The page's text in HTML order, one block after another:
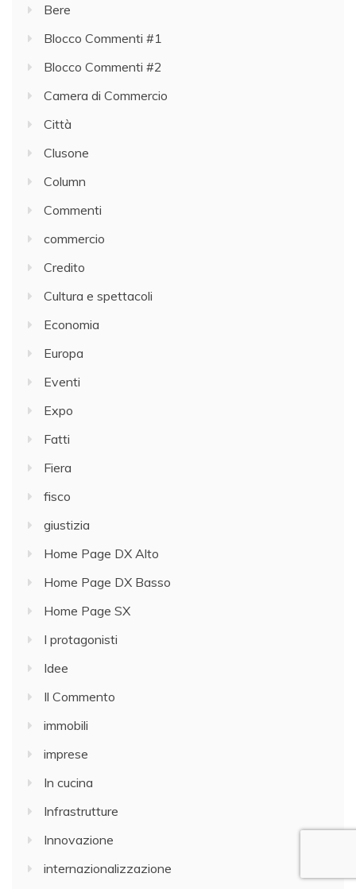
Bere
Blocco Commenti #1
Blocco Commenti #2
Camera di Commercio
Città
Clusone
Column
Commenti
commercio
Credito
Cultura e spettacoli
Economia
Europa
Eventi
Expo
Fatti
Fiera
fisco
giustizia
Home Page DX Alto
Home Page DX Basso
Home Page SX
I protagonisti
Idee
Il Commento
immobili
imprese
In cucina
Infrastrutture
Innovazione
internazionalizzazione